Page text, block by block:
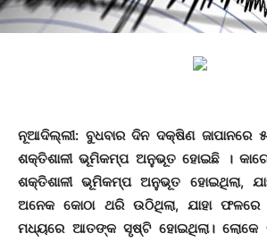
ନୂଆଦିଲ୍ଲୀ: ବୁଧବାର ଦିନ ଦକ୍ଷିଣ ଜାପାନରେ
ଶକ୍ତିଶାଳୀ ଭୂମିକମ୍ପ ଅନୁଭୂତ ହୋଇଛି ।
ଶକ୍ତିଶାଳୀ ଭୂମିକମ୍ପ ଅନୁଭୂତ ହୋଇଥିଲା,
ଅନେକ କୋଠା ଥରି ଉଠିଥିଲା, ଯାହା ଫଳରେ
ମଧ୍ୟରେ ଆତଙ୍କ ସୃଷ୍ଟି ହୋଇଥିଲା। ଲୋକେ